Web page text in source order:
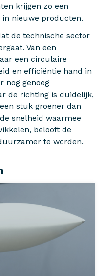
krijgen zo een
nieuwe producten.
de technische sector
Van een
een circulaire
en efficiëntie hand in
nog genoeg
de richting is duidelijk,
stuk groener dan
snelheid waarmee
belooft de
te worden.